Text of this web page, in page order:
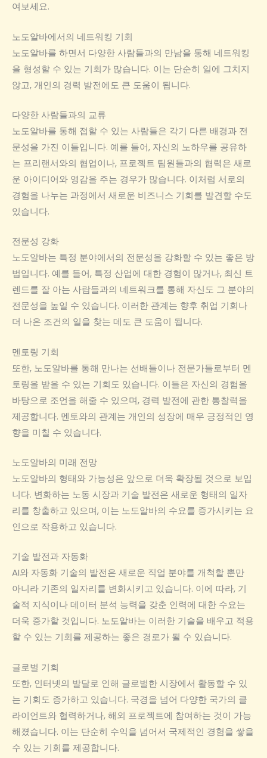
여보세요.
노도알바에서의 네트워킹 기회
노도알바를 하면서 다양한 사람들과의 만남을 통해 네트워킹
을 형성할 수 있는 기회가 많습니다. 이는 단순히 일에 그치지
않고, 개인의 경력 발전에도 큰 도움이 됩니다.
다양한 사람들과의 교류
노도알바를 통해 접할 수 있는 사람들은 각기 다른 배경과 전
문성을 가진 이들입니다. 예를 들어, 자신의 노하우를 공유하
는 프리랜서와의 협업이나, 프로젝트 팀원들과의 협력은 새로
운 아이디어와 영감을 주는 경우가 많습니다. 이처럼 서로의
경험을 나누는 과정에서 새로운 비즈니스 기회를 발견할 수도
있습니다.
전문성 강화
노도알바는 특정 분야에서의 전문성을 강화할 수 있는 좋은 방
법입니다. 예를 들어, 특정 산업에 대한 경험이 많거나, 최신 트
렌드를 잘 아는 사람들과의 네트워크를 통해 자신도 그 분야의
전문성을 높일 수 있습니다. 이러한 관계는 향후 취업 기회나
더 나은 조건의 일을 찾는 데도 큰 도움이 됩니다.
멘토링 기회
또한, 노도알바를 통해 만나는 선배들이나 전문가들로부터 멘
토링을 받을 수 있는 기회도 있습니다. 이들은 자신의 경험을
바탕으로 조언을 해줄 수 있으며, 경력 발전에 관한 통찰력을
제공합니다. 멘토와의 관계는 개인의 성장에 매우 긍정적인 영
향을 미칠 수 있습니다.
노도알바의 미래 전망
노도알바의 형태와 가능성은 앞으로 더욱 확장될 것으로 보입
니다. 변화하는 노동 시장과 기술 발전은 새로운 형태의 일자
리를 창출하고 있으며, 이는 노도알바의 수요를 증가시키는 요
인으로 작용하고 있습니다.
기술 발전과 자동화
AI와 자동화 기술의 발전은 새로운 직업 분야를 개척할 뿐만
아니라 기존의 일자리를 변화시키고 있습니다. 이에 따라, 기
술적 지식이나 데이터 분석 능력을 갖춘 인력에 대한 수요는
더욱 증가할 것입니다. 노도알바는 이러한 기술을 배우고 적용
할 수 있는 기회를 제공하는 좋은 경로가 될 수 있습니다.
글로벌 기회
또한, 인터넷의 발달로 인해 글로벌한 시장에서 활동할 수 있
는 기회도 증가하고 있습니다. 국경을 넘어 다양한 국가의 클
라이언트와 협력하거나, 해외 프로젝트에 참여하는 것이 가능
해졌습니다. 이는 단순히 수익을 넘어서 국제적인 경험을 쌓을
수 있는 기회를 제공합니다.